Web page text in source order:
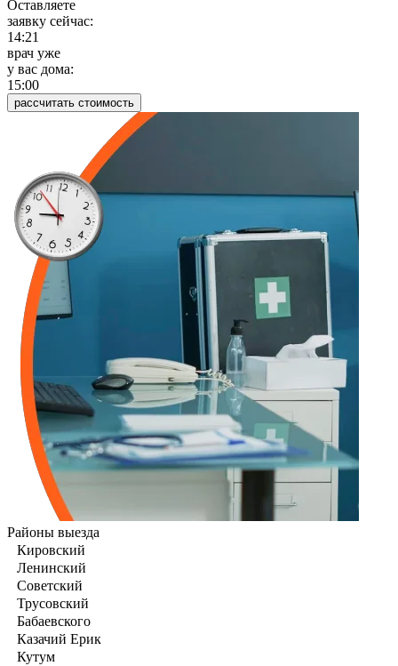
Оставляете
заявку сейчас:
14:21
врач уже
у вас дома:
15:00
рассчитать стоимость
Районы выезда
Кировский
Ленинский
Советский
Трусовский
Бабаевского
Казачий Ерик
Кутум